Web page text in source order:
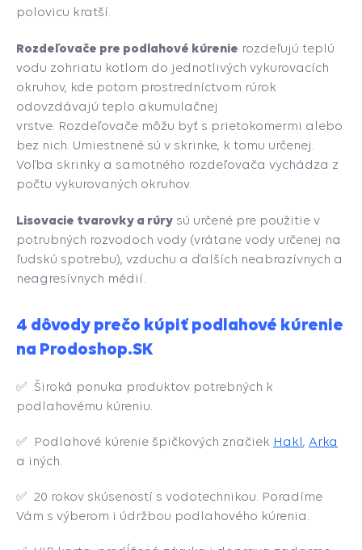
polovicu kratší.
Rozdeľovače pre podlahové kúrenie rozdeľujú teplú
vodu zohriatu kotlom do jednotlivých vykurovacích
okruhov, kde potom prostredníctvom rúrok
odovzdávajú teplo akumulačnej
vrstve. Rozdeľovače môžu byť s prietokomermi alebo
bez nich. Umiestnené sú v skrinke, k tomu určenej.
Voľba skrinky a samotného rozdeľovača vychádza z
počtu vykurovaných okruhov.
Lisovacie tvarovky a rúry sú určené pre použitie v
potrubných rozvodoch vody (vrátane vody určenej na
ľudskú spotrebu), vzduchu a ďalších neabrazívnych a
neagresívnych médií.
4 dôvody prečo kúpiť podlahové kúrenie
na Prodoshop.SK
✅ Široká ponuka produktov potrebných k
podlahovému kúreniu.
✅ Podlahové kúrenie špičkových značiek Hakl, Arka
a iných.
✅ 20 rokov skúseností s vodotechnikou. Poradíme
Vám s výberom i údržbou podlahového kúrenia.